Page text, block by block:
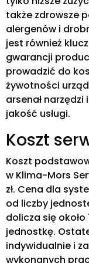
także zdrowsze
alergenów i
jest również
gwarancji
prowadzić do
żywotności
arsenał
jakość usługi.
Koszt
Koszt
w Klima-Mors
zł. Cena dla
od liczby
dolicza się około
jednostkę.
indywidualnie i
wykonanych